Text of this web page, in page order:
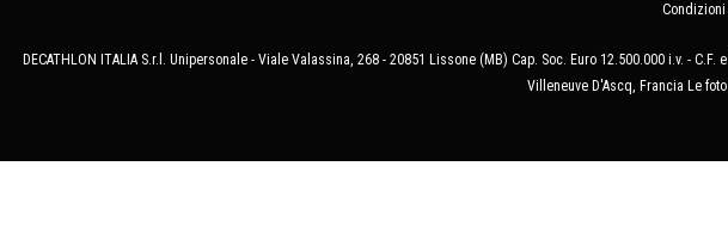
DECATHLON ITALIA S.r.l. Unipersonale - Viale Valassina, 268 - 20851 Lissone (MB) Cap. Soc. Euro 12.500.000 i.v. -
Villeneuve D'Ascq, Francia Le